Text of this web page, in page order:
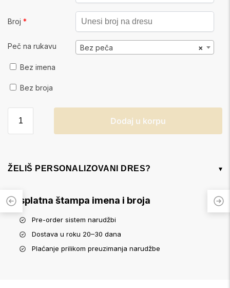
Broj *
Peč na rukavu ×
Bez peča
Bez imena
Bez broja
Dodaj u korpu
ŽELIŠ PERSONALIZOVANI DRES? ▾
Besplatna štampa imena i broja
Pre-order sistem narudžbi
Dostava u roku 20–30 dana
Plaćanje prilikom preuzimanja narudžbe